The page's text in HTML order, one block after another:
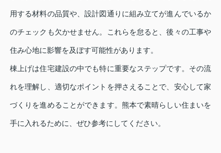
用する材料の品質や、設計図通りに組み立てが進んでいるか
のチェックも欠かせません。これらを怠ると、後々の工事や
住み心地に影響を及ぼす可能性があります。
棟上げは住宅建設の中でも特に重要なステップです。その流
れを理解し、適切なポイントを押さえることで、安心して家
づくりを進めることができます。熊本で素晴らしい住まいを
手に入れるために、ぜひ参考にしてください。